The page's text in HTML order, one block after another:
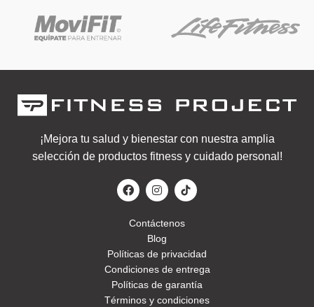
¡Mejora tu salud y bienestar con nuestra amplia
selección de productos fitness y cuidado personal!
Contáctenos
Blog
Políticas de privacidad
Condiciones de entrega
Políticas de garantía
Términos y condiciones